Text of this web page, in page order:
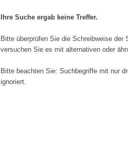
Ihre Suche ergab keine Treffer.
Bitte überprüfen Sie die Schreibweise
versuchen Sie es mit alternativen oder
Bitte beachten Sie: Suchbegriffe mit nur
ignoriert.